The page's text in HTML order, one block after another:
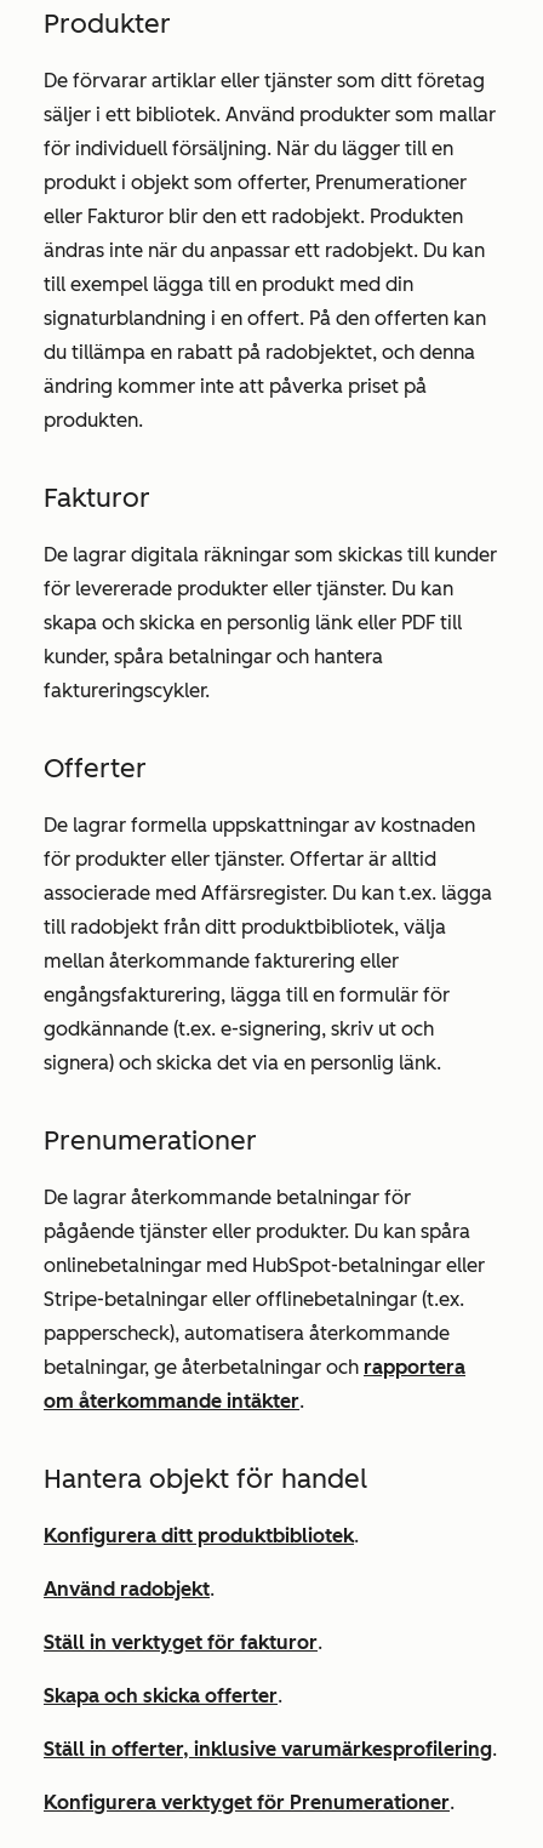
Produkter
De förvarar artiklar eller tjänster som ditt företag
säljer i ett bibliotek. Använd produkter som mallar
för individuell försäljning. När du lägger till en
produkt i objekt som offerter, Prenumerationer
eller Fakturor blir den ett radobjekt. Produkten
ändras inte när du anpassar ett radobjekt. Du kan
till exempel lägga till en produkt med din
signaturblandning i en offert. På den offerten kan
du tillämpa en rabatt på radobjektet, och denna
ändring kommer inte att påverka priset på
produkten.
Fakturor
De lagrar digitala räkningar som skickas till kunder
för levererade produkter eller tjänster. Du kan
skapa och skicka en personlig länk eller PDF till
kunder, spåra betalningar och hantera
faktureringscykler.
Offerter
De lagrar formella uppskattningar av kostnaden
för produkter eller tjänster. Offertar är alltid
associerade med Affärsregister. Du kan t.ex. lägga
till radobjekt från ditt produktbibliotek, välja
mellan återkommande fakturering eller
engångsfakturering, lägga till en formulär för
godkännande (t.ex. e-signering, skriv ut och
signera) och skicka det via en personlig länk.
Prenumerationer
De lagrar återkommande betalningar för
pågående tjänster eller produkter. Du kan spåra
onlinebetalningar med HubSpot-betalningar eller
Stripe-betalningar eller offlinebetalningar (t.ex.
papperscheck), automatisera återkommande
betalningar, ge återbetalningar och rapportera
om återkommande intäkter.
Hantera objekt för handel
Konfigurera ditt produktbibliotek.
Använd radobjekt.
Ställ in verktyget för fakturor.
Skapa och skicka offerter.
Ställ in offerter, inklusive varumärkesprofilering.
Konfigurera verktyget för Prenumerationer.